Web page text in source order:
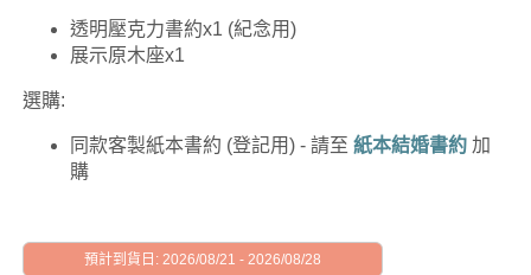
透明壓克力書約x1 (紀念用)
展示原木座x1
選購:
同款客製紙本書約 (登記用) - 請至 紙本結婚書約加
購
預計到貨日: 2026/08/21 - 2026/08/28